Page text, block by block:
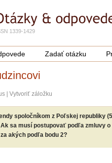
1339-1429
Zadať otázku
Vytvoriť záložku
spoločníkom z Poľskej republiky
sa musí postupovať podľa zmluvy o
akých podľa bodu 2?